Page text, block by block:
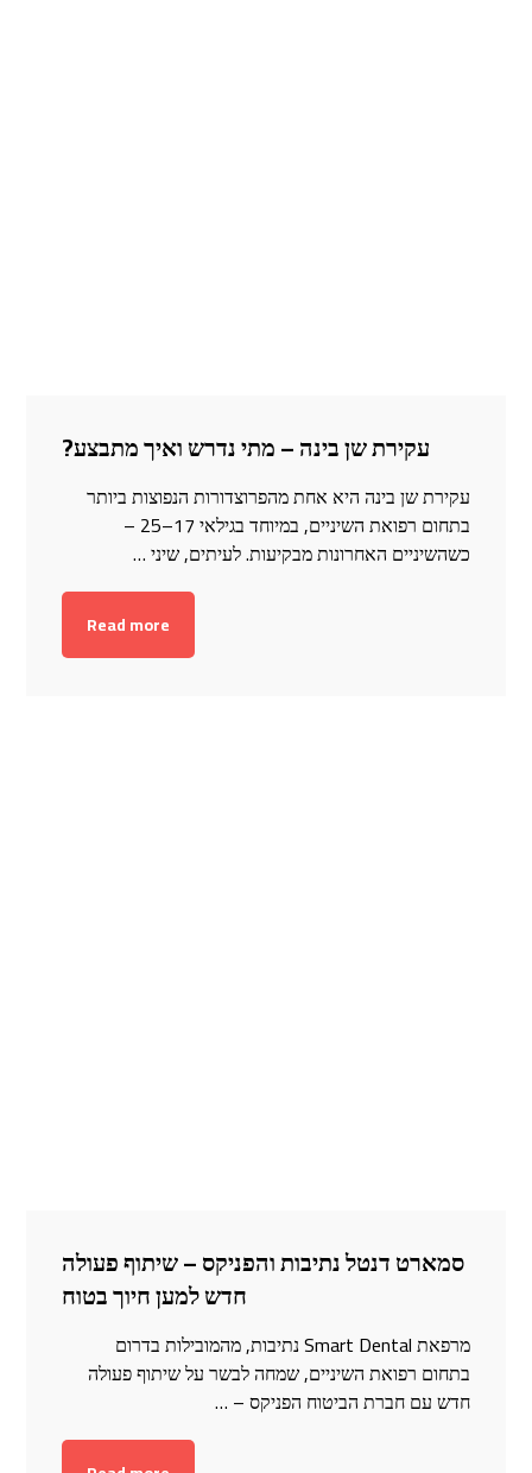
עקירת שן בינה – מתי נדרש ואיך מתבצע?
עקירת שן בינה היא אחת מהפרוצדורות הנפוצות ביותר
בתחום רפואת השיניים, במיוחד בגילאי 17–25 –
כשהשיניים האחרונות מבקיעות. לעיתים, שיני …
Read more
סמארט דנטל נתיבות והפניקס – שיתוף פעולה
חדש למען חיוך בטוח
מרפאת Smart Dental נתיבות, מהמובילות בדרום
בתחום רפואת השיניים, שמחה לבשר על שיתוף פעולה
חדש עם חברת הביטוח הפניקס – …